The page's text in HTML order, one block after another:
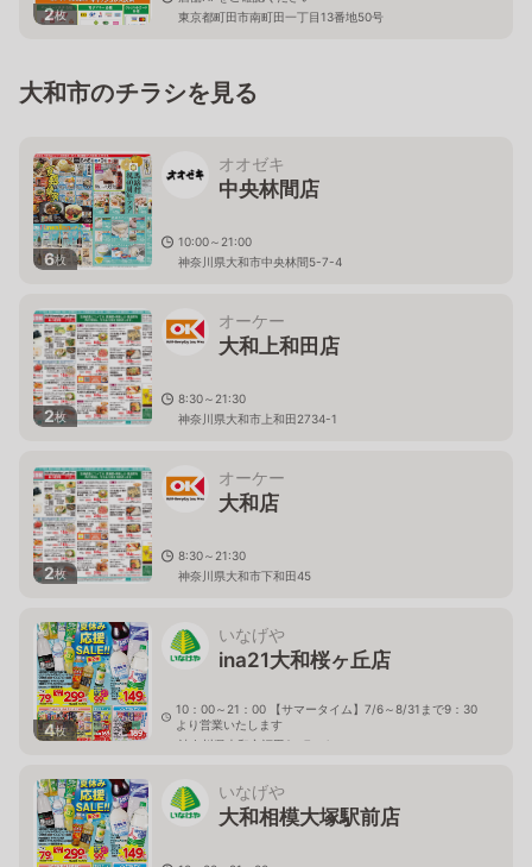
2枚
東京都町田市南町田一丁目13番地50号
大和市のチラシを見る
6枚
オオゼキ
中央林間店
10:00～21:00
神奈川県大和市中央林間5-7-4
2枚
オーケー
大和上和田店
8:30～21:30
神奈川県大和市上和田2734-1
2枚
オーケー
大和店
8:30～21:30
神奈川県大和市下和田45
4枚
いなげや
ina21大和桜ヶ丘店
10：00～21：00 【サマータイム】7/6～8/31まで9：30
より営業いたします
神奈川県大和市福田2－7－4
いなげや
大和相模大塚駅前店